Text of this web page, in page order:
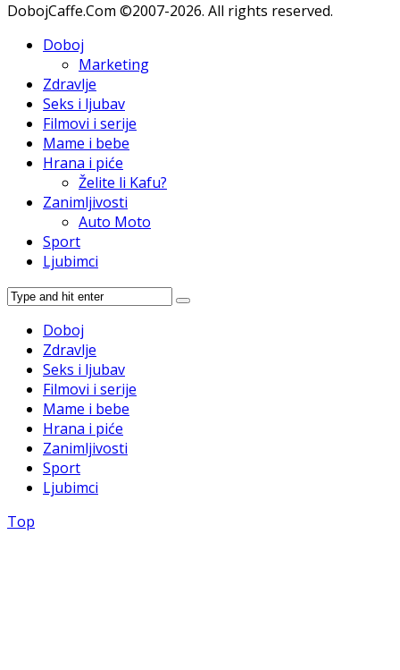
DobojCaffe.Com ©2007-2026. All rights reserved.
Doboj
Marketing
Zdravlje
Seks i ljubav
Filmovi i serije
Mame i bebe
Hrana i piće
Želite li Kafu?
Zanimljivosti
Auto Moto
Sport
Ljubimci
Doboj
Zdravlje
Seks i ljubav
Filmovi i serije
Mame i bebe
Hrana i piće
Zanimljivosti
Sport
Ljubimci
Top